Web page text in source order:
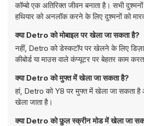
कॉम्बो एक अतिरिक्त जीवन बनाता है। सभी
हथियार को अनलॉक करने के लिए दुश्मनों को
क्या Detro को मोबाइल पर खेला जा सकता है?
नहीं, Detro को डेस्कटॉप पर खेलने के लिए
कीबोर्ड या माउस वाले कंप्यूटर पर बेहतर काम
क्या Detro को मुफ्त में खेला जा सकता है?
हां, Detro को Y8 पर मुफ्त में खेला जा सकता
खेला जाता है।
क्या Detro को फ़ुल स्क्रीन मोड में खेला जा